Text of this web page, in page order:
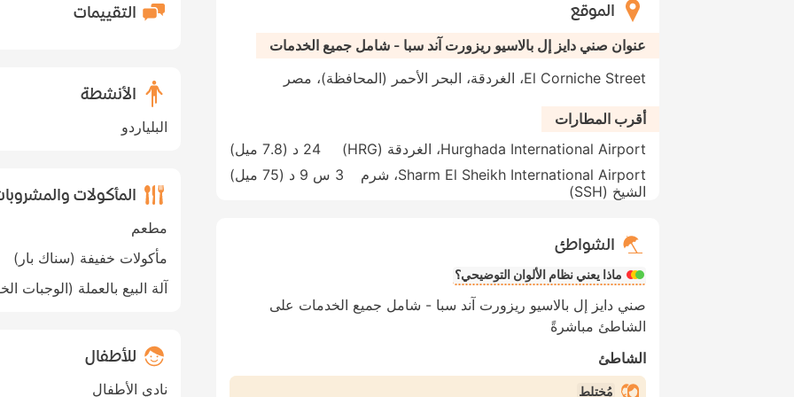
الموقع
عنوان صني دايز إل بالاسيو ريزورت آند سبا - شامل جميع الخدمات
El Corniche Street، الغردقة، البحر الأحمر (المحافظة)، مصر
أقرب المطارات
Hurghada International Airport، الغردقة (HRG)
24 د ( 7.8 ميل
)
Sharm El Sheikh International Airport، شرم
الشيخ (SSH)
3 س 9 د ( 75 ميل )
الشواطئ
ماذا يعني نظام الألوان التوضيحي؟
صني دايز إل بالاسيو ريزورت آند سبا - شامل جميع الخدمات على
الشاطئ مباشرةً
الشاطئ
مُختلط
التقييمات
الأنشطة
البلياردو
المأكولات
مطعم
مأكولات خفيفة (سناك بار)
آلة البيع بالعملة (الوجبات
للأطفال
نادي الأطفال